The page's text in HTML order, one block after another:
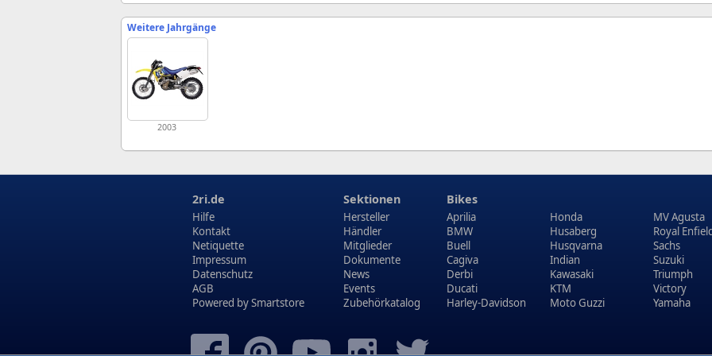
Weitere Jahrgänge
2003
2ri.de
Hilfe
Kontakt
Netiquette
Impressum
Datenschutz
AGB
Powered bySmartstore
Sektionen
Hersteller
Händler
Mitglieder
Dokumente
News
Events
Zubehörkatalog
Bikes
Aprilia
BMW
Buell
Cagiva
Derbi
Ducati
Harley-Davidson
Honda
Husaberg
Husqvarna
Indian
Kawasaki
KTM
Moto Guzzi
MV Agusta
Royal
Sachs
Suzuki
Triumph
Victory
Yamaha